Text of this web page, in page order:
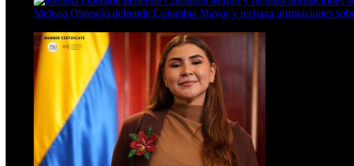
Melissa Obregón defiende Colombia Mayor y rechaza afirmaciones